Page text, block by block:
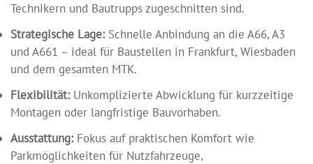
Technikern und Bautrupps zugeschnitten sind.
Strategische Lage:Schnelle Anbindung an die A66, A3
und A661 – ideal für Baustellen in Frankfurt, Wiesbaden
und dem gesamten MTK.
Flexibilität:Unkomplizierte Abwicklung für kurzzeitige
Montagen oder langfristige Bauvorhaben.
Ausstattung:Fokus auf praktischen Komfort wie
Parkmöglichkeiten für Nutzfahrzeuge,